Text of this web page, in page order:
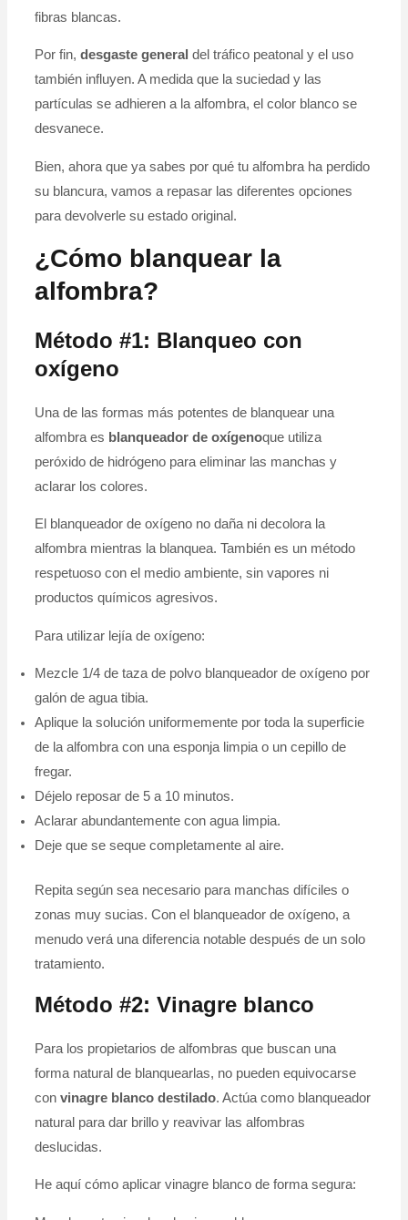
fibras blancas.
Por fin, desgaste general del tráfico peatonal y el uso
también influyen. A medida que la suciedad y las
partículas se adhieren a la alfombra, el color blanco se
desvanece.
Bien, ahora que ya sabes por qué tu alfombra ha perdido
su blancura, vamos a repasar las diferentes opciones
para devolverle su estado original.
¿Cómo blanquear la
alfombra?
Método #1: Blanqueo con
oxígeno
Una de las formas más potentes de blanquear una
alfombra es blanqueador de oxígenoque utiliza
peróxido de hidrógeno para eliminar las manchas y
aclarar los colores.
El blanqueador de oxígeno no daña ni decolora la
alfombra mientras la blanquea. También es un método
respetuoso con el medio ambiente, sin vapores ni
productos químicos agresivos.
Para utilizar lejía de oxígeno:
Mezcle 1/4 de taza de polvo blanqueador de oxígeno por
galón de agua tibia.
Aplique la solución uniformemente por toda la superficie
de la alfombra con una esponja limpia o un cepillo de
fregar.
Déjelo reposar de 5 a 10 minutos.
Aclarar abundantemente con agua limpia.
Deje que se seque completamente al aire.
Repita según sea necesario para manchas difíciles o
zonas muy sucias. Con el blanqueador de oxígeno, a
menudo verá una diferencia notable después de un solo
tratamiento.
Método #2: Vinagre blanco
Para los propietarios de alfombras que buscan una
forma natural de blanquearlas, no pueden equivocarse
con vinagre blanco destilado. Actúa como blanqueador
natural para dar brillo y reavivar las alfombras
deslucidas.
He aquí cómo aplicar vinagre blanco de forma segura: